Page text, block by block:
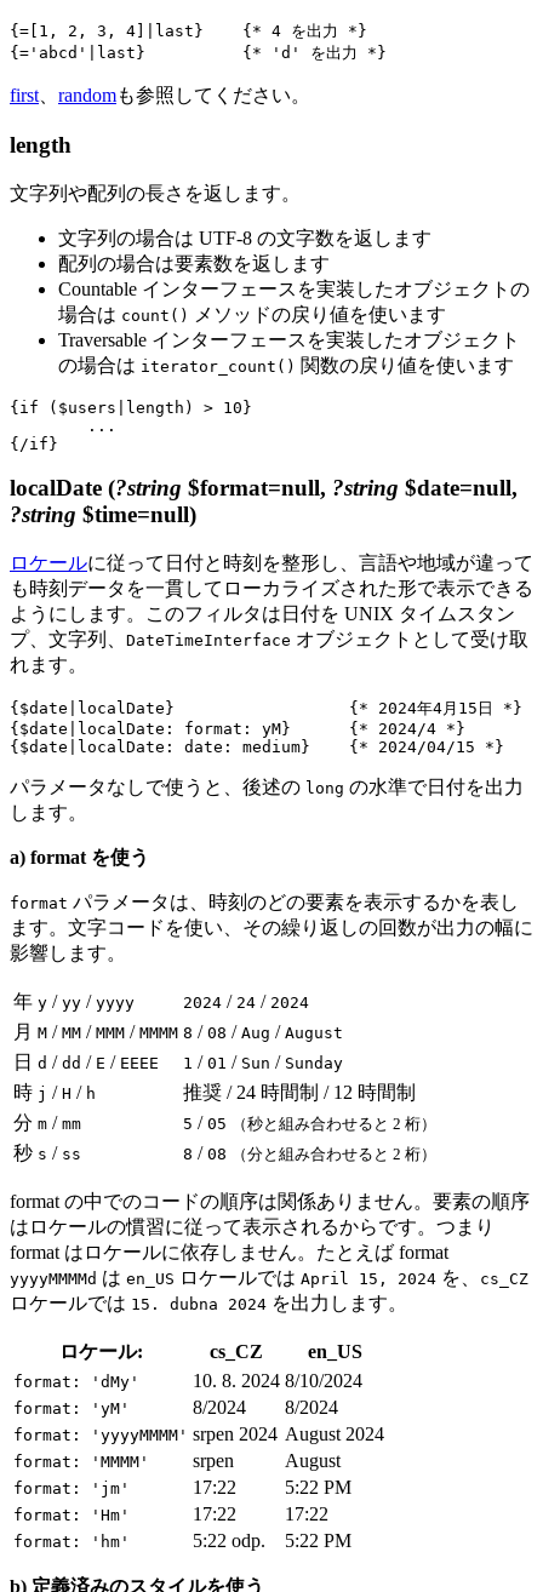
{=[1, 2, 3, 4]|last}    {* 4 を出力 *}
first randomも参照してください。
length
文字列や配列の長さを返します。
文字列の場合は UTF‑8 の文字数を返します
配列の場合は要素数を返します
Countable インターフェースを実装したオブジェクトの
場合は count()
メソッドの戻り値を使います
Traversable インターフェースを実装したオブジェクト
の場合は iterator_count() 関数の戻り値を使います
{if ($users|length) > 10}
localDate (?string $format=null, ?string $date=null,
?string $time=null)
ロケールに従って日付と時刻を整形し、言語や地域が違って
も時刻データを一貫してローカライズされた形で表示できる
ようにします。このフィルタは日付を UNIX タイムスタン
プ、文字列、 DateTimeInterface オブジェクトとして受け取
れます。
{$date|localDate}                  {* 2024年4月15日 *}
{$date|localDate: format: yM}      {* 2024/4 *}
パラメータなしで使うと、後述の long の水準で日付を出力
します。
a) format を使う
format パラメータは、時刻のどの要素を表示するかを表し
ます。文字コードを使い、その繰り返しの回数が出力の幅に
影響します。
年 y / yy / yyyy 2024 / 24 / 2024
月 M / MM / MMM / MMMM 8 / 08 / Aug / August
日 d / dd / E / EEEE 1 / 01 / Sun / Sunday
時 j / H / h
推奨 / 24 時間制 / 12 時間制
分 m / mm 5 / 05 （秒と組み合わせると 2 桁）
秒 s / ss 8 / 08 （分と組み合わせると 2 桁）
format の中でのコードの順序は関係ありません。要素の順序
はロケールの慣習に従って表示されるからです。つまり
format はロケールに依存しません。たとえば format
yyyyMMMMd は en_US ロケールでは April 15, 2024 を、 cs_CZ
ロケールでは 15. dubna 2024 を出力します。
ロケール: cs_CZ en_US
format: 'dMy' 10. 8. 2024 8/10/2024
format: 'yM' 8/2024 8/2024
format: 'yyyyMMMM' srpen 2024 August 2024
format: 'MMMM' srpen August
format: 'jm' 17:22 5:22 PM
format: 'Hm' 17:22 17:22
format: 'hm' 5:22 odp. 5:22 PM
b) 定義済みのスタイルを使う